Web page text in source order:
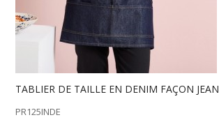
TABLIER DE TAILLE EN DENIM FAÇON JEAN
PR125INDE